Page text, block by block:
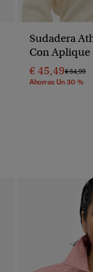
Sudadera
Con Aplique
€ 45,49Precio
€ 64,99A
Ahorras Un 30 %